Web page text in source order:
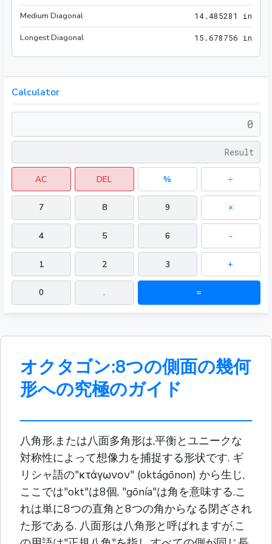
Medium Diagonal 14.485281 in
Longest Diagonal 1 5 .678756 in
Calculator
AC DEL % ÷
7 8 9 ×
4 5 6 -
1 2 3 +
0 . =
オクタゴン:8つの側面の幾何
形への究極のガイド
八角形,または八面多角形は,平衡とユニークな
対称性によって想像力を捕捉する形状です. ギ
リシャ語の"κτάγωνον" (oktágōnon) から生じ,
ここでは"okt"は8個, "gōnía"は角を意味する.こ
れは単に8つの直角と8つの角からなる閉ざされ
た形である. 八面形は八角形と呼ばれますが,こ